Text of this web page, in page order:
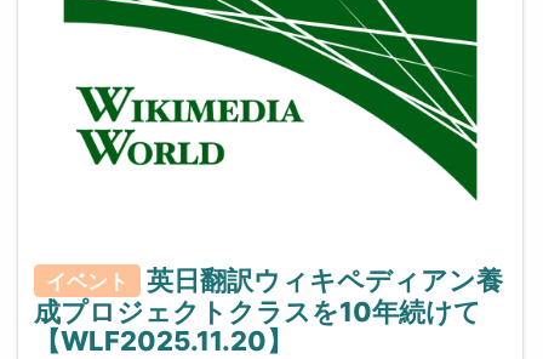
イベント
英日翻訳ウィキペディアン養
成プロジェクトクラスを10年続けて
【WLF2025.11.20】